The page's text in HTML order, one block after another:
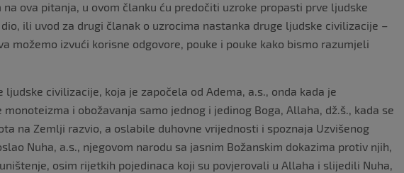
na ova pitanja, u ovom članku ću predočiti uzroke propasti prve ljudske
ili uvod za drugi članak o uzrocima nastanka druge ljudske civilizacije –
možemo izvući korisne odgovore, pouke i pouke kako bismo razumjeli
ljudske civilizacije, koja je započela od Adema, a.s., onda kada je
i obožavanja samo jednog i jedinog Boga, Allaha, dž.š., kada se
na Zemlji razvio, a oslabile duhovne vrijednosti i spoznaja Uzvišenog
Nuha, a.s., njegovom narodu sa jasnim Božanskim dokazima protiv njih,
osim rijetkih pojedinaca koji su povjerovali u Allaha i slijedili Nuha,